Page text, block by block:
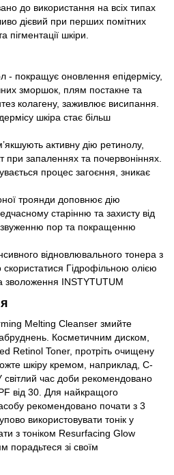
до використання на всіх типах
дієвий при перших помітних
пігментації шкіри.
- покращує оновлення епідермісу,
зморшок, плям постакне та
колагену, заживлює висипання.
шкіра стає більш
активну дію ретинолу,
при запаленнях та почервоніннях.
процес загоєння, зникає
троянди доповнює дію
старінню та захисту від
звуженню пор та покращенню
відновлювального тонера з
Гідрофільною олією
зволоження INSTYTUTUM
Melting Cleanser змийте
Косметичним диском,
Retinol Toner, протріть очищену
шкіру кремом, наприклад, C-
час доби рекомендовано
від 30. Для найкращого
рекомендовано почати з 3
використовувати тонік у
з тоніком Resurfacing Glow
порадьтеся зі своїм